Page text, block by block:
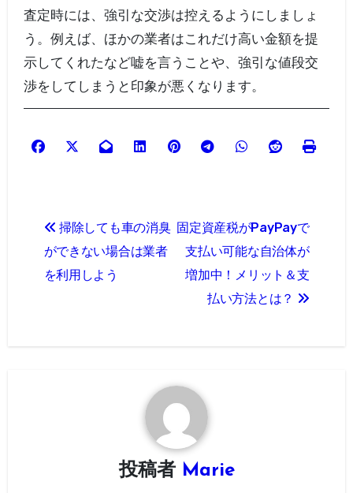
査定時には、強引な交渉は控えるようにしましょ
う。例えば、ほかの業者はこれだけ高い金額を提
示してくれたなど嘘を言うことや、強引な値段交
渉をしてしまうと印象が悪くなります。
稿
ナ
掃除しても車の消臭
ができない場合は業者
を利用しよう
固定資産税がPayPayで
支払い可能な自治体が
増加中！メリット＆支
払い方法とは？
投稿者 Marie